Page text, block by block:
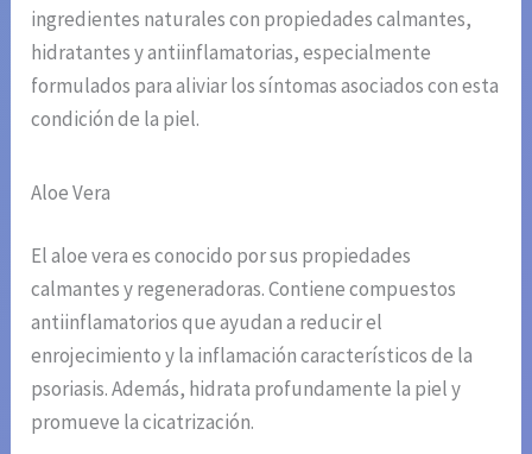
ingredientes naturales con propiedades calmantes,
hidratantes y antiinflamatorias, especialmente
formulados para aliviar los síntomas asociados con esta
condición de la piel.
Aloe Vera
El aloe vera es conocido por sus propiedades
calmantes y regeneradoras. Contiene compuestos
antiinflamatorios que ayudan a reducir el
enrojecimiento y la inflamación característicos de la
psoriasis. Además, hidrata profundamente la piel y
promueve la cicatrización.